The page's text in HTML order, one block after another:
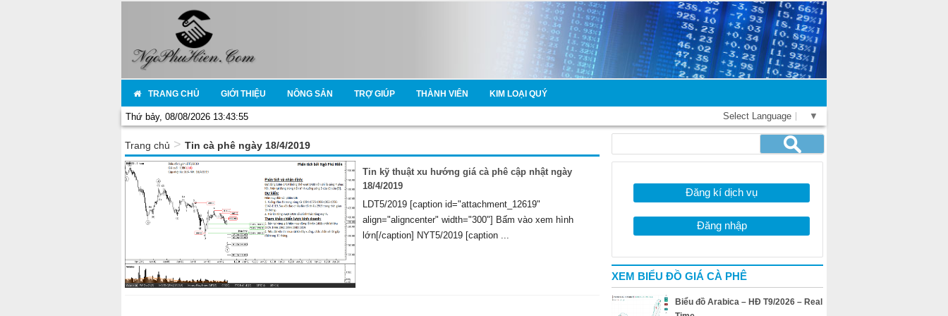
TRANG CHỦ GIỚI THIỆU NÔNG SẢN TRỢ GIÚP THÀNH VIÊN KIM LOẠI QUÝ
Thứ bảy, 08/08/2026 13:43:55 Select Language ▼
Trang chủ > Tin cà phê ngày 18/4/2019
Tin kỹ thuật xu hướng giá cà phê cập nhật ngày
18/4/2019
LDT5/2019 [caption id="attachment_12619"
align="aligncenter" width="300"] Bấm vào xem hình
lớn[/caption] NYT5/2019 [caption ...
Đăng kí dịch vụ
Đăng nhập
XEM BIỂU ĐỒ GIÁ CÀ PHÊ
Biểu đồ Arabica – HĐ T9/2026 – Real